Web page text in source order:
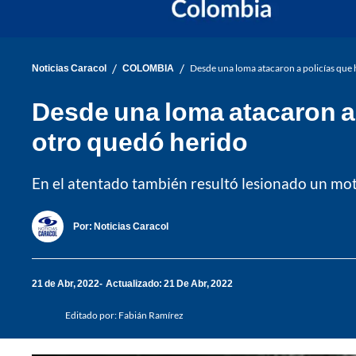
Noticias Caracol / COLOMBIA / Desde una loma atacaron a policías
Desde una loma atacaron
otro quedó herido
En el atentado también resultó lesionado un
Por: Noticias Caracol
21 de Abr, 2022 Actualizado: 21 De Abr, 2022
Editado por: Fabián Ramírez